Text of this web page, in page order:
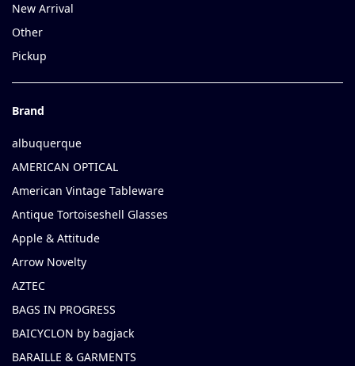
New Arrival
Other
Pickup
Brand
albuquerque
AMERICAN OPTICAL
American Vintage Tableware
Antique Tortoiseshell Glasses
Apple & Attitude
Arrow Novelty
AZTEC
BAGS IN PROGRESS
BAICYCLON by bagjack
BARAILLE & GARMENTS